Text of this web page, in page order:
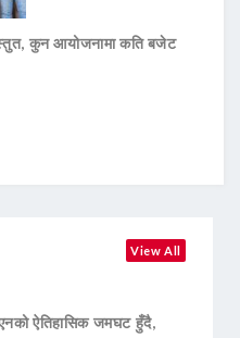
कुन आयोजनामा कति बजेट
View All
ऐतिहासिक जमघट हुँदै,